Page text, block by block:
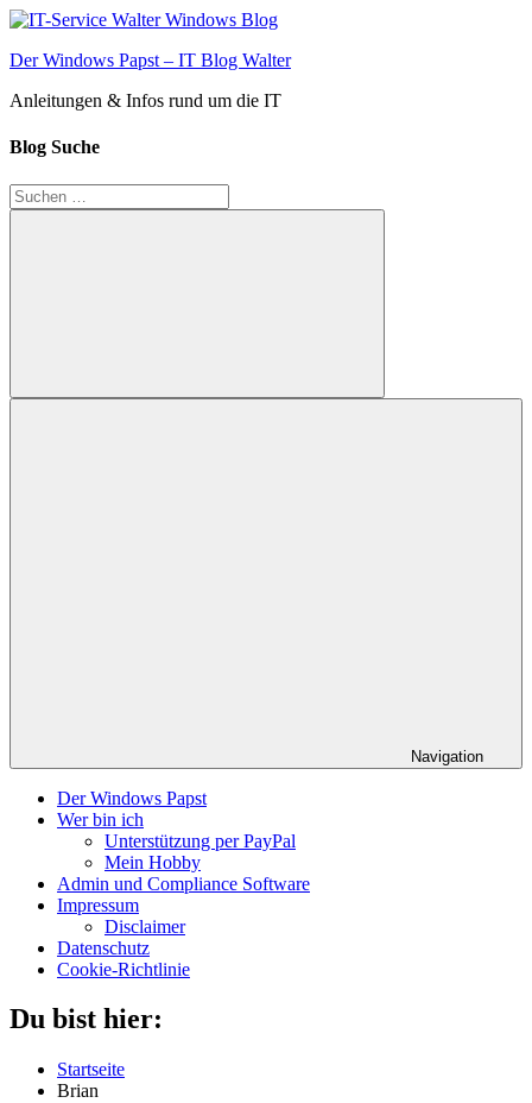
Zum
springen
Der Windows Papst – IT Blog Walter
Anleitungen & Infos rund um die IT
Blog Suche
Suchen
nach:
Suchen
Navigation
Der Windows Papst
Wer bin ich
Unterstützung per PayPal
Mein Hobby
Admin und Compliance Software
Impressum
Disclaimer
Datenschutz
Cookie-Richtlinie
Du bist hier:
Startseite
Brian